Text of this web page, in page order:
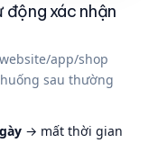
động xác nhận
app/shop
sau thường
→ mất thời gian